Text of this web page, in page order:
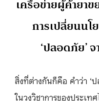
เครือข่ายผู้ค้ายา
การเปลี่ยนนโ
‘ปลอดภัย’
สิ่งที่ต่างกันก็คือ คำว่า ‘
ในวงวิชาการของประเ